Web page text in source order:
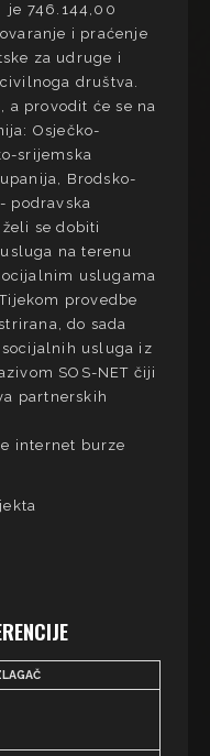
je 746.144,00
i praćenje
za udruge i
društva.
a provodit će se na
Osječko-
srijemska
Brodsko-
podravska
se dobiti
na terenu
uslugama
provedbe
do sada
usluga iz
SOS-NET čiji
partnerskih
internet burze